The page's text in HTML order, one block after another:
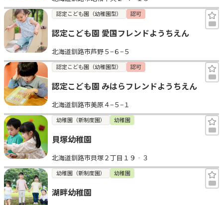
認定こども園（幼稚園型） 認可
認定こども園 愛国フレンドようちえん
北海道釧路市芦野５−６−５
認定こども園（幼稚園型） 認可
認定こども園 みはらフレンドようちえん
北海道釧路市美原４−５−１
幼稚園（新制度園） 幼稚園
貝塚幼稚園
北海道釧路市貝塚２丁目１９‐３
幼稚園（新制度園） 幼稚園
湖畔幼稚園